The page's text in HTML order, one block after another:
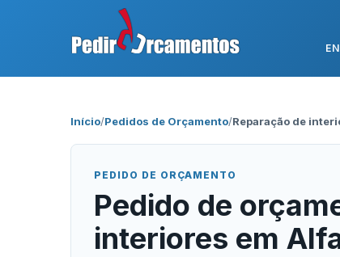
Início/Pedidos de Orçamento/Reparação de
PEDIDO DE ORÇAMENTO
Pedido de
interiores em